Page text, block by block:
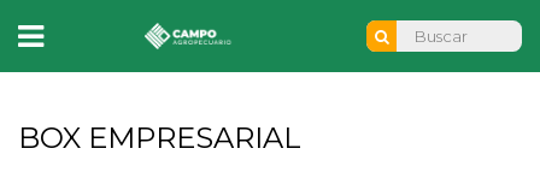
BOX EMPRESARIAL